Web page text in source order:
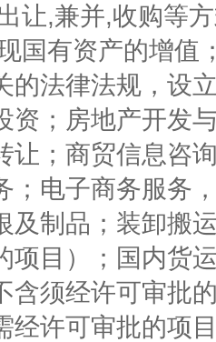
让,兼并,收购等
国有资产的增值
的法律法规，设
资；房地产开发
让；商贸信息咨
；电子商务服务
及制品；装卸搬
项目）；国内货
含须经许可审批
经许可审批的项